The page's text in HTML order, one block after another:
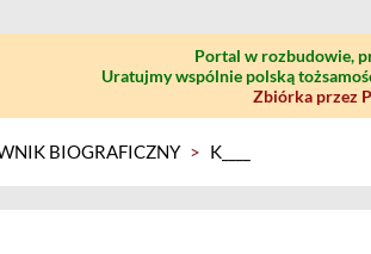
Portal w rozbudowie,
Uratujmy wspólnie polską
Zbiórka przez
BIOGRAFICZNY > K____